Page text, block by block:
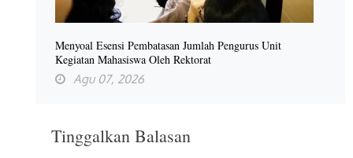
Menyoal Esensi Pembatasan Jumlah Pengurus Unit
Kegiatan Mahasiswa Oleh Rektorat
Agu 07, 2026
Tinggalkan Balasan